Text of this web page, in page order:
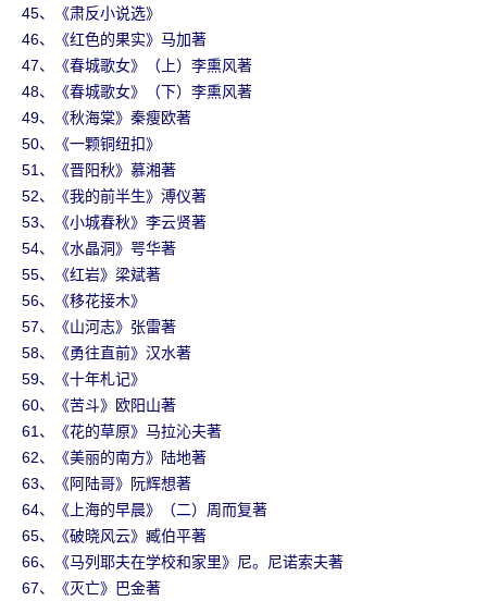
45、《肃反小说选》
46、《红色的果实》马加著
47、《春城歌女》（上）李熏风著
48、《春城歌女》（下）李熏风著
49、《秋海棠》秦瘦欧著
50、《一颗铜纽扣》
51、《晋阳秋》慕湘著
52、《我的前半生》溥仪著
53、《小城春秋》李云贤著
54、《水晶洞》咢华著
55、《红岩》梁斌著
56、《移花接木》
57、《山河志》张雷著
58、《勇往直前》汉水著
59、《十年札记》
60、《苦斗》欧阳山著
61、《花的草原》马拉沁夫著
62、《美丽的南方》陆地著
63、《阿陆哥》阮辉想著
64、《上海的早晨》（二）周而复著
65、《破晓风云》臧伯平著
66、《马列耶夫在学校和家里》尼。尼诺索夫著
67、《灭亡》巴金著